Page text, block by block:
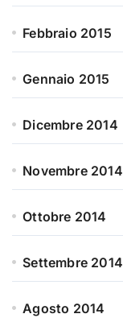
Febbraio 2015
Gennaio 2015
Dicembre 2014
Novembre 2014
Ottobre 2014
Settembre 2014
Agosto 2014